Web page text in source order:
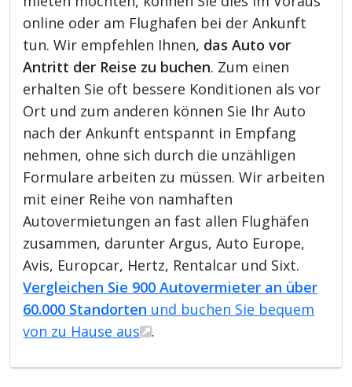
online oder am Flughafen bei der Ankunft
tun. Wir empfehlen Ihnen, das Auto vor
Antritt der Reise zu buchen. Zum einen
erhalten Sie oft bessere Konditionen als vor
Ort und zum anderen können Sie Ihr Auto
nach der Ankunft entspannt in Empfang
nehmen, ohne sich durch die unzähligen
Formulare arbeiten zu müssen. Wir arbeiten
mit einer Reihe von namhaften
Autovermietungen an fast allen Flughäfen
zusammen, darunter Argus, Auto Europe,
Avis, Europcar, Hertz, Rentalcar und Sixt.
Vergleichen Sie 900 Autovermieter an über
60.000 Standorten und buchen Sie bequem
von zu Hause aus
.